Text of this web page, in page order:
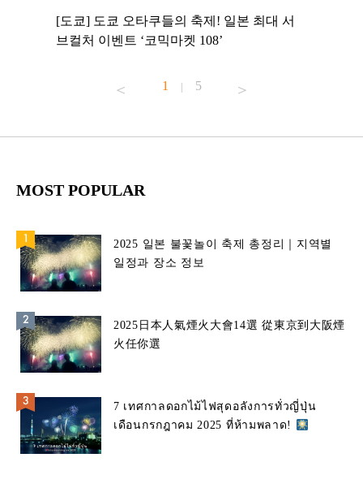
[도쿄] 도쿄 오타쿠들의 축제! 일본 최대 서
브컬처 이벤트 ‘코믹마켓 108’
1 | 5
MOST POPULAR
2025 일본 불꽃놀이 축제 총정리｜지역별
일정과 장소 정보
2025日本人氣煙火大會14選 從東京到大阪煙
火任你選
7 เทศกาลดอกไม้ไฟสุดอลังการทั่วญี่ปุ่น
เดือนกรกฎาคม 2025 ที่ห้ามพลาด!